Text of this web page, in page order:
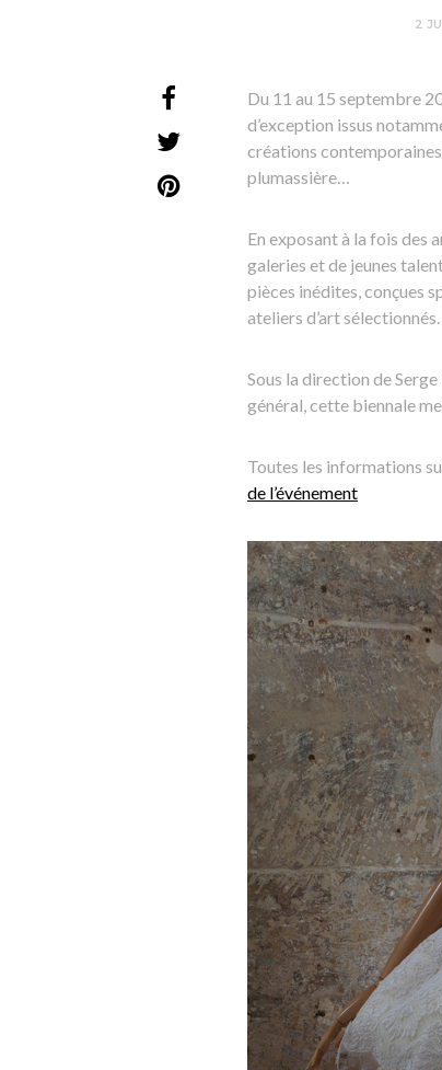
2
Du 11 au 15 septembre
d’exception issus
créations
plumassière…
En exposant à la fois des
galeries et de jeunes
pièces inédites, conçues
ateliers d’art sélectionnés.
Sous la direction de
général, cette biennale
Toutes les informations
de l’événement